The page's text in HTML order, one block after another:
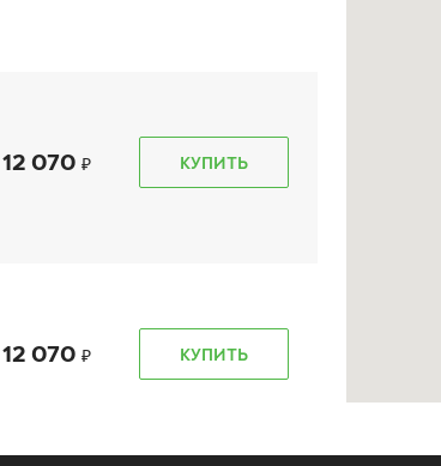
12 070 КУПИТЬ
12 070 КУПИТЬ